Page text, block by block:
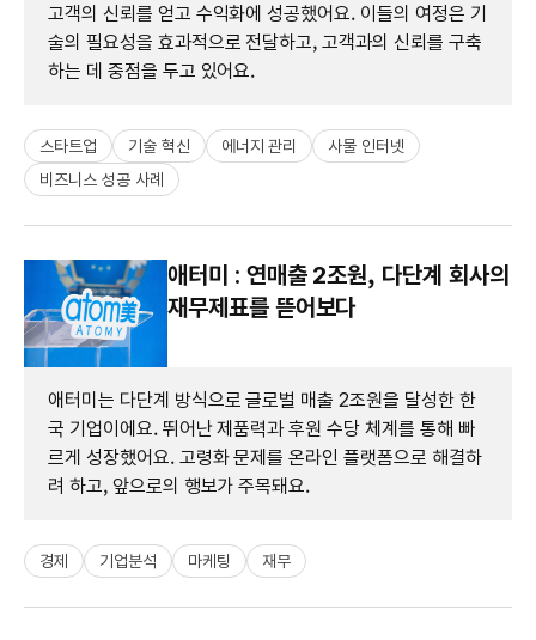
고객의 신뢰를 얻고 수익화에 성공했어요. 이들의 여정은 기
술의 필요성을 효과적으로 전달하고, 고객과의 신뢰를 구축
하는 데 중점을 두고 있어요.
스타트업 기술 혁신 에너지 관리
사물 인터넷
비즈니스 성공 사례
애터미 : 연매출 2조원, 다단계 회사의
재무제표를 뜯어보다
애터미는 다단계 방식으로 글로벌 매출 2조원을 달성한 한
국 기업이에요. 뛰어난 제품력과 후원 수당 체계를 통해 빠
르게 성장했어요. 고령화 문제를 온라인 플랫폼으로 해결하
려 하고, 앞으로의 행보가 주목돼요.
경제 기업분석 마케팅 재무